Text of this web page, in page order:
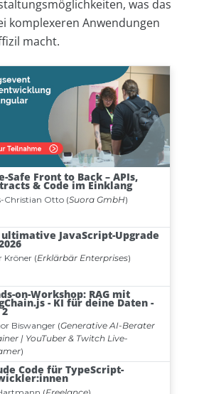
was das
komplexeren Anwendungen
macht.